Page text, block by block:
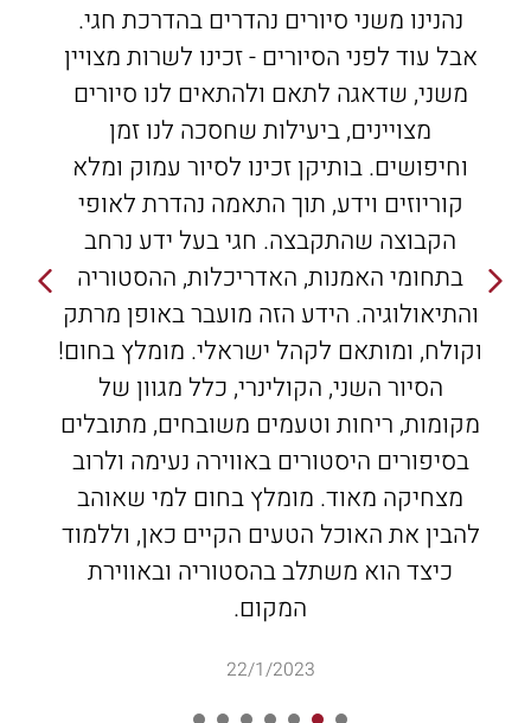
נהנינו משני סיורים נהדרים בהדרכת חגי.
אבל עוד לפני הסיורים - זכינו לשרות מצויין
משני, שדאגה לתאם ולהתאים לנו סיורים
מצויינים, ביעילות שחסכה לנו זמן
וחיפושים. בותיקן זכינו לסיור עמוק ומלא
קוריוזים וידע, תוך התאמה נהדרת לאופי
הקבוצה שהתקבצה. חגי בעל ידע נרחב
בתחומי האמנות, האדריכלות, ההסטוריה
והתיאולוגיה. הידע הזה מועבר באופן מרתק
וקולח, ומותאם לקהל ישראלי. מומלץ בחום!
הסיור השני, הקולינרי, כלל מגוון של
מקומות, ריחות וטעמים משובחים, מתובלים
בסיפורים היסטורים באווירה נעימה ולרוב
מצחיקה מאוד. מומלץ בחום למי שאוהב
להבין את האוכל הטעים הקיים כאן, וללמוד
כיצד הוא משתלב בהסטוריה ובאווירת
המקום.
22/1/2023